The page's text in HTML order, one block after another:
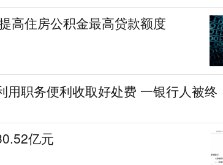
高住房公积金最高贷款额度
用职务便利收取好处费 一银行人被终
亿元